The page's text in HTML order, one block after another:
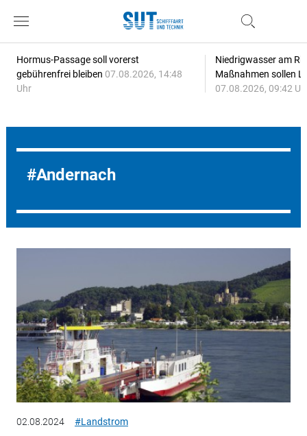
Hormus-Passage soll vorerst
gebührenfrei bleiben 07.08.2026, 14:48
Uhr
Niedrigwasser am
Maßnahmen sollen
07.08.2026, 09:42
Andernach
02.08.2024 #Landstrom